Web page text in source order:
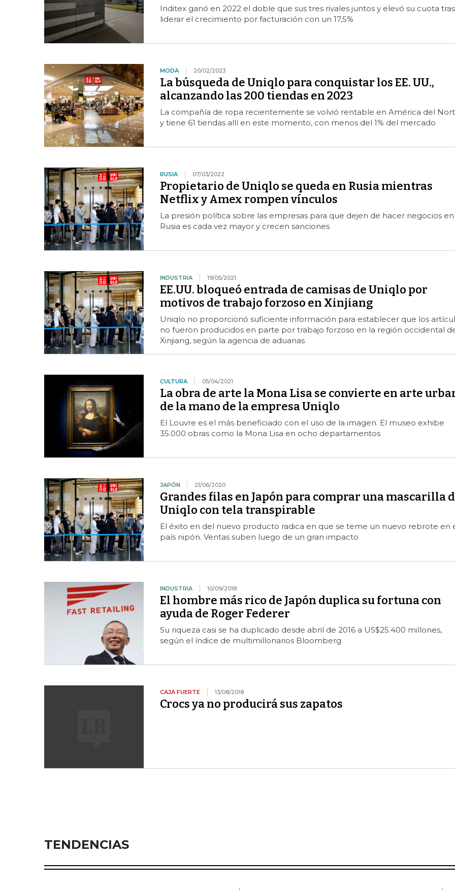
Inditex ganó en 2022 el doble que sus tres rivales juntos y elevó su cuota tras
liderar el crecimiento por facturación con un 17,5%
MODA 20/02/2023
La búsqueda de Uniqlo para conquistar los EE. UU.,
alcanzando las 200 tiendas en 2023
La compañía de ropa recientemente se volvió rentable en América del
y tiene 61 tiendas allí en este momento, con menos del 1% del mercado
RUSIA 07/03/2022
Propietario de Uniqlo se queda en Rusia mientras
Netflix y Amex rompen vínculos
La presión política sobre las empresas para que dejen de hacer negocios en
Rusia es cada vez mayor y crecen sanciones
INDUSTRIA 19/05/2021
EE.UU. bloqueó entrada de camisas de Uniqlo por
motivos de trabajo forzoso en Xinjiang
Uniqlo no proporcionó suficiente información para establecer que los
no fueron producidos en parte por trabajo forzoso en la región occidental
Xinjiang, según la agencia de aduanas
CULTURA 05/04/2021
La obra de arte la Mona Lisa se convierte en arte
de la mano de la empresa Uniqlo
El Louvre es el más beneficiado con el uso de la imagen. El museo exhibe
35.000 obras como la Mona Lisa en ocho departamentos
JAPÓN 21/06/2020
Grandes filas en Japón para comprar una mascarilla
Uniqlo con tela transpirable
El éxito en del nuevo producto radica en que se teme un nuevo rebrote en
país nipón. Ventas suben luego de un gran impacto
INDUSTRIA 10/09/2018
El hombre más rico de Japón duplica su fortuna con
ayuda de Roger Federer
Su riqueza casi se ha duplicado desde abril de 2016 a US$25.400 millones,
según el índice de multimillonarios Bloomberg
CAJA FUERTE 13/08/2018
Crocs ya no producirá sus zapatos
TENDENCIAS